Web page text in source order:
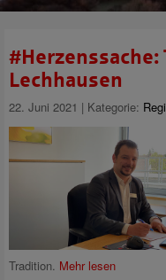
Lechhausen
22. Juni 2021 | Kategorie:
Tradition. Mehr lesen